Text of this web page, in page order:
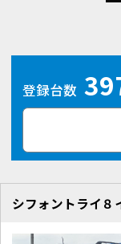
安心の
登録台数